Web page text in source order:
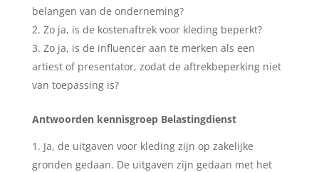
belangen van de onderneming?
Zo ja, is de kostenaftrek voor kleding beperkt?
Zo ja, is de influencer aan te merken als een
artiest of presentator, zodat de aftrekbeperking niet
van toepassing is?
Antwoorden kennisgroep Belastingdienst
Ja, de uitgaven voor kleding zijn op zakelijke
gronden gedaan. De uitgaven zijn gedaan met het